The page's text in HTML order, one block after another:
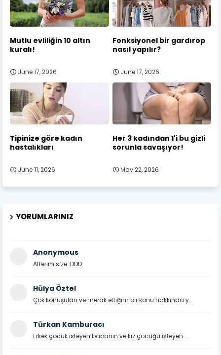
Mutlu evliliğin 10 altın
kuralı!
June 17, 2026
Fonksiyonel bir gardırop
nasıl yapılır?
June 17, 2026
Tipinize göre kadın
hastalıkları
June 11, 2026
Her 3 kadından 1'i bu gizli
sorunla savaşıyor!
May 22, 2026
YORUMLARINIZ
Anonymous
Afferim size :DDD
Hülya Öztel
Çok konuşulan ve merak ettiğim bir konu hakkında y...
Türkan Kamburacı
Erkek çocuk isteyen babanın ve kız çocuğu isteyen ...